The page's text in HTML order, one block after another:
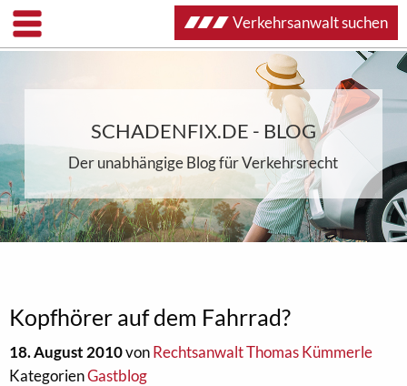
SCHADENFIX.DE - BLOG
Der unabhängige Blog für Verkehrsrecht
Kopfhörer auf dem Fahrrad?
18. August 2010vonRechtsanwalt Thomas Kümmerle
KategorienGastblog
Verkehrsanwalt suchen